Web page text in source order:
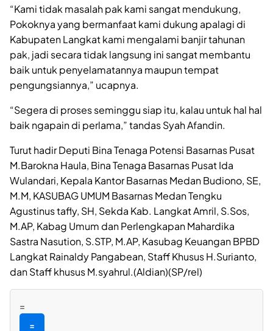
“Kami tidak masalah pak kami sangat mendukung,
Pokoknya yang bermanfaat kami dukung apalagi di
Kabupaten Langkat kami mengalami banjir tahunan
pak, jadi secara tidak langsung ini sangat membantu
baik untuk penyelamatannya maupun tempat
pengungsiannya,” ucapnya.
“Segera di proses seminggu siap itu, kalau untuk hal hal
baik ngapain di perlama,” tandas Syah Afandin.
Turut hadir Deputi Bina Tenaga Potensi Basarnas Pusat
M.Barokna Haula, Bina Tenaga Basarnas Pusat Ida
Wulandari, Kepala Kantor Basarnas Medan Budiono, SE,
M.M, KASUBAG UMUM Basarnas Medan Tengku
Agustinus tafly, SH, Sekda Kab. Langkat Amril, S.Sos,
M.AP, Kabag Umum dan Perlengkapan Mahardika
Sastra Nasution, S.STP, M.AP, Kasubag Keuangan BPBD
Langkat Rainaldy Pangabean, Staff Khusus H.Surianto,
dan Staff khusus M.syahrul.(Aldian)(SP/rel)
=
=